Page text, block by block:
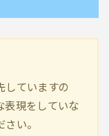
していますの
表現をしていな
い。